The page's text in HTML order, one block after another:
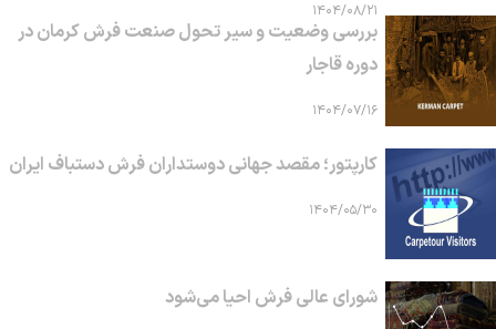
۱۴۰۴/۰۸/۲۱
بررسی وضعیت و سیر تحول صنعت فرش کرمان در
دوره قاجار
۱۴۰۴/۰۷/۱۶
کارپتور؛ مقصد جهانی دوستداران فرش دستباف ایران
۱۴۰۴/۰۵/۳۰
شورای عالی فرش احیا می‌شود